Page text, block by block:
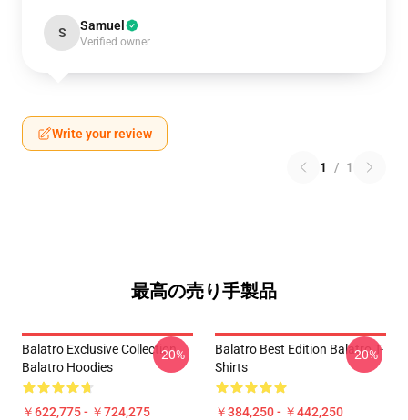
S Samuel
Verified owner
Write your review
1 / 1
最高の売り手製品
Balatro Exclusive Collection
Balatro Hoodies
￥622,775 - ￥724,275
-20%
Balatro Best Edition Balatro T-
Shirts
￥384,250 - ￥442,250
-20%